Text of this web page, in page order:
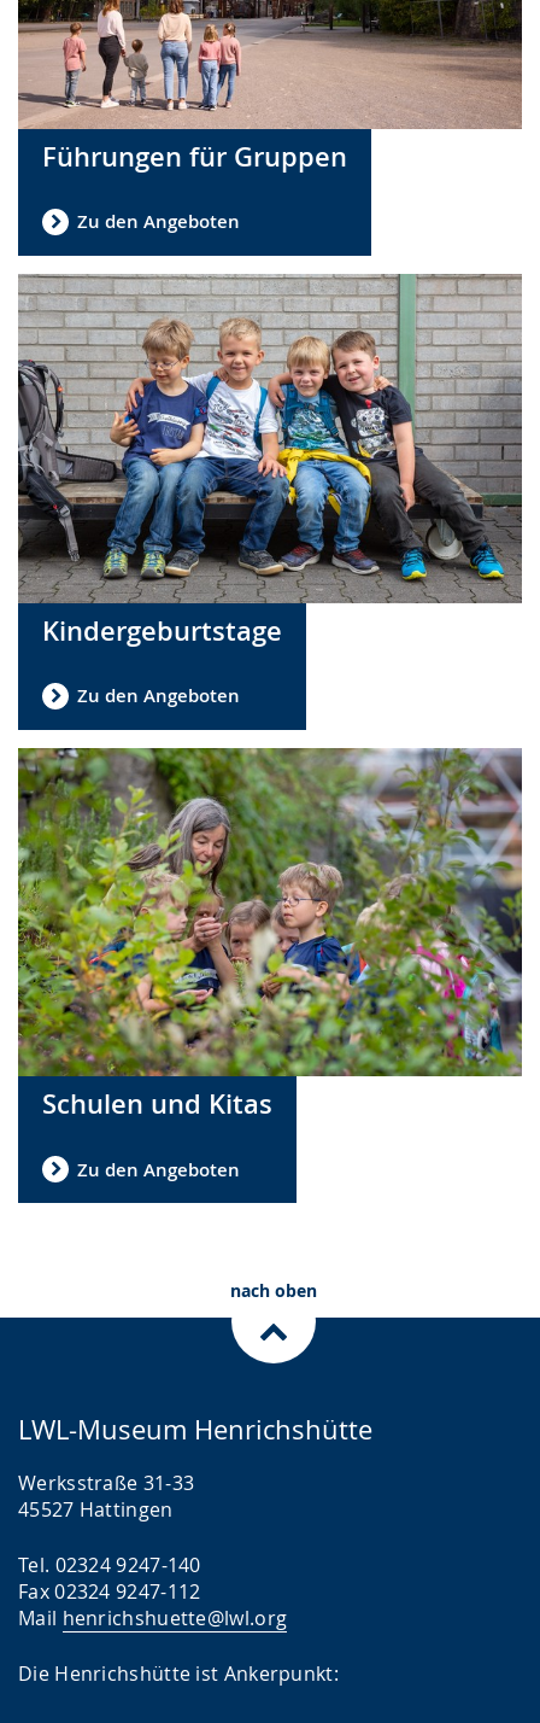
Führungen für Gruppen
Zu den Angeboten
Kindergeburtstage
Zu den Angeboten
Schulen und Kitas
Zu den Angeboten
nach oben
LWL-Museum Henrichshütte
Werksstraße 31-33
45527 Hattingen
Tel. 02324 9247-140
Fax 02324 9247-112
Mail henrichshuette@lwl.org
Die Henrichshütte ist Ankerpunkt: